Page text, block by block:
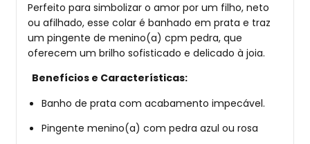
Perfeito para simbolizar o amor por um filho, neto
ou afilhado, esse colar é banhado em prata e traz
um pingente de menino(a) cpm pedra, que
oferecem um brilho sofisticado e delicado à joia.
Benefícios e Características:
Banho de prata com acabamento impecável.
Pingente menino(a) com pedra azul ou rosa